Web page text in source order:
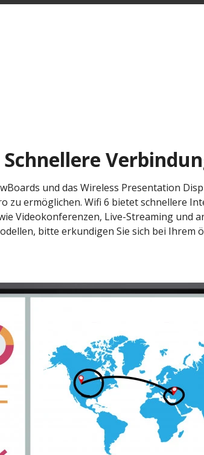
Schnellere
und das Wireless Presentation
zu ermöglichen. Wifi 6 bietet schnellere
Videokonferenzen, Live-Streaming und
bitte erkundigen Sie sich bei